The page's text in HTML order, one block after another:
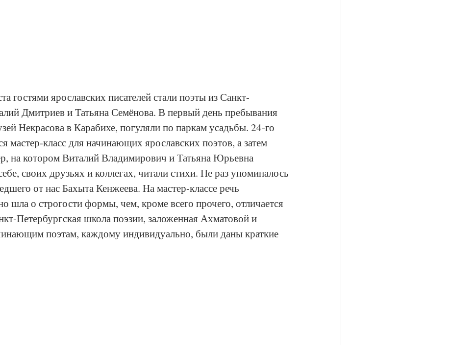
гостями ярославских писателей стали поэты из Санкт-
Дмитриев и Татьяна Семёнова. В первый день пребывания
Некрасова в Карабихе, погуляли по паркам усадьбы. 24-го
мастер-класс для начинающих ярославских поэтов, а затем
на котором Виталий Владимирович и Татьяна Юрьевна
своих друзьях и коллегах, читали стихи. Не раз упоминалось
от нас Бахыта Кенжеева. На мастер-классе речь
шла о строгости формы, чем, кроме всего прочего, отличается
Петербургская школа поэзии, заложенная Ахматовой и
поэтам, каждому индивидуально, были даны краткие